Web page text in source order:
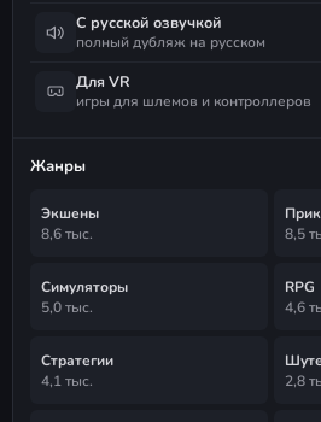
С русской озвучкой
полный дубляж на русском
Для VR
игры для шлемов и контроллеров
Жанры
Экшены
8,6 тыс.
8,5
Симуляторы
5,0 тыс.
RPG
4,6
Стратегии
4,1 тыс.
2,8